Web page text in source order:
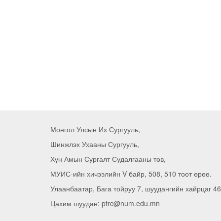
Монгол Улсын Их Сургууль,
Шинжлэх Ухааны Сургууль,
Хүн Амын Сургалт Судалгааны төв,
МУИС-ийн хичээлийн V байр, 508, 510 тоот өрөө.
Улаанбаатар, Бага тойруу 7, шуудангийн хайрцаг
Цахим шуудан: ptrc@num.edu.mn